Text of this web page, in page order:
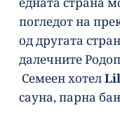
погледот на
од другата
далечните
Семеен хотел
сауна, парна